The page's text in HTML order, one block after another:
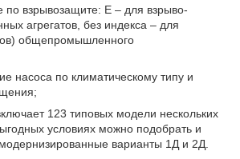
по взрывозащите: Е – для взрыво-
агрегатов, без индекса – для
общепромышленного
насоса по климатическому типу и
123 типовых модели нескольких
условиях можно подобрать и
варианты 1Д и 2Д.